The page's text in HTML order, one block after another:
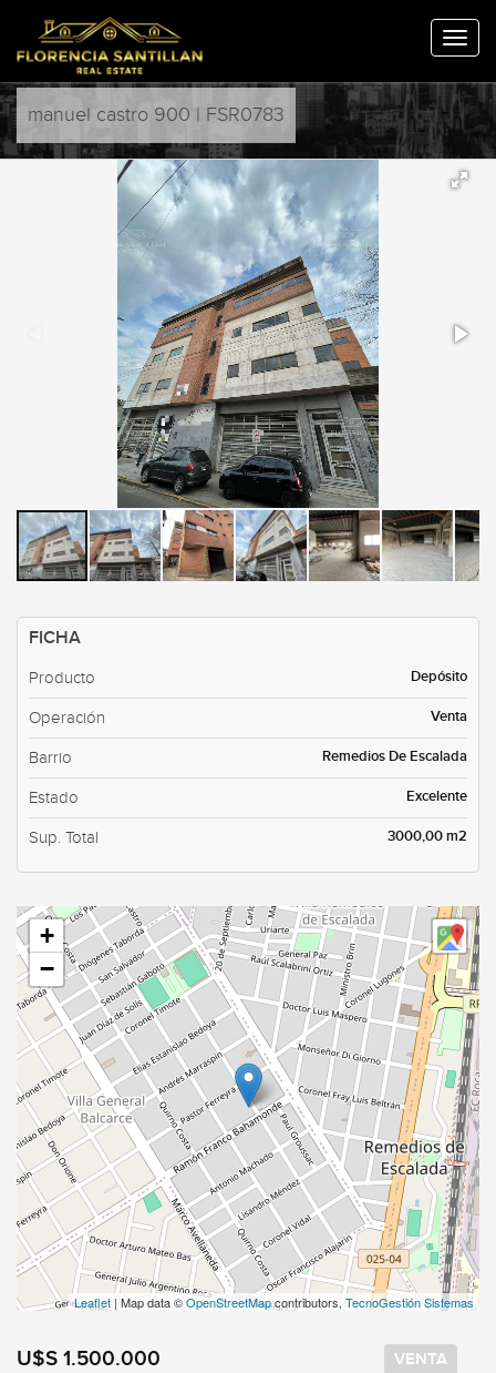
manuel castro 900 | FSR0783
FICHA
Producto Depósito
Operación Venta
Barrio Remedios De Escalada
Estado Excelente
Sup. Total 3000,00 m2
+
−
Leaflet | Map data ©OpenStreetMapcontributors, TecnoGestión Sistemas
U$S 1.500.000 VENTA